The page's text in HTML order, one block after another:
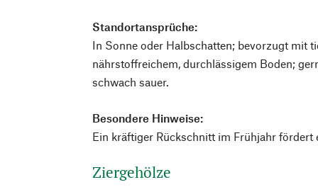
Standortansprüche:
In Sonne oder Halbschatten; bevorzugt mit
nährstoffreichem, durchlässigem Boden;
schwach sauer.
Besondere Hinweise:
Ein kräftiger Rückschnitt im Frühjahr fördert
Ziergehölze